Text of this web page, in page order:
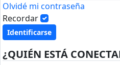
Olvidé mi contraseña
Recordar
¿QUIÉN ESTÁ